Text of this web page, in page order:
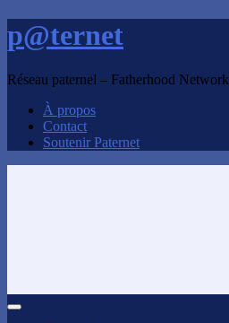
p@ternet
Réseau paternel – Fatherhood Network
À propos
Contact
Soutenir Paternet